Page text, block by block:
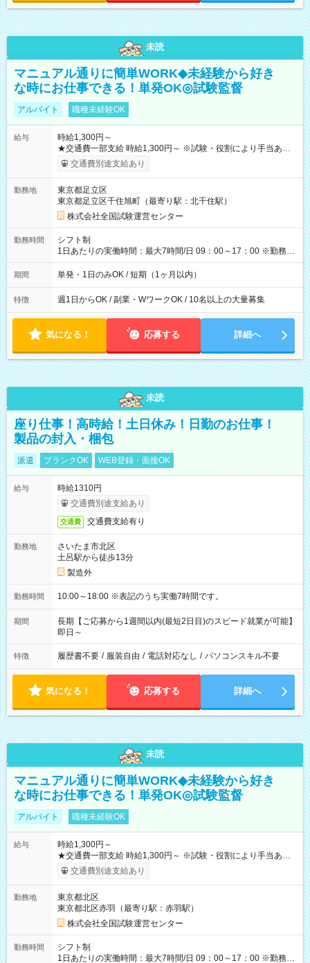
未読
マニュアル通りに簡単WORK◆未経験から好き
な時にお仕事できる！単発OK◎試験監督
アルバイト 職種未経験OK
給与
時給1,300円～
★交通費一部支給 時給1,300円～ ※試験・役割により手当あり
※勤務回数により昇給あり 【即給（前払い）オプションあ
り！】 希望される場合、勤務から1週間ほどで給与の一部を受け
例】 ・河合塾模擬試験 8:30～17:30（休憩1時間） 時給1,300円
×8時間＝日収10,400円＋交通費 ※当日の役割により時給＋100
円の場合あり ・国家試験 7:00～13:30（休憩なし） 時給1,300
円（役割手当＋100円）×6時間＝日収8,400円＋交通費 【試用期
間】試用期間なし
交通費別途支給あり
勤務地
東京都足立区
東京都足立区千住旭町（最寄り駅：北千住駅）
株式会社全国試験運営センター
勤務時間
シフト制
1日あたりの実働時間：最大7時間/日 09：00～17：00 ※勤務時
間は 試験により異なります。
期間 単発・1日のみOK / 短期（1ヶ月以内）
特徴 週1日からOK / 副業・WワークOK / 10名以上の大量募集
気になる！ 応募する 詳細へ
未読
座り仕事！高時給！土日休み！日勤のお仕事！
製品の封入・梱包
派遣 ブランクOK WEB登録・面接OK
給与
時給1310円
交通費別途支給あり
交通費 交通費支給有り
勤務地
さいたま市北区
土呂駅から徒歩13分
製造外
勤務時間 10:00～18:00 ※表記のうち実働7時間です。
期間
長期【ご応募から1週間以内(最短2日目)のスピード就業が可能】
即日～
特徴 履歴書不要 / 服装自由 / 電話対応なし / パソコンスキル不要
気になる！ 応募する 詳細へ
未読
マニュアル通りに簡単WORK◆未経験から好き
な時にお仕事できる！単発OK◎試験監督
アルバイト 職種未経験OK
給与
時給1,300円～
★交通費一部支給 時給1,300円～ ※試験・役割により手当あり
※勤務回数により昇給あり 【即給（前払い）オプションあ
り！】 希望される場合、勤務から1週間ほどで給与の一部を受け
例】 ・河合塾模擬試験 8:30～17:30（休憩1時間） 時給1,300円
×8時間＝日収10,400円＋交通費 ※当日の役割により時給＋100
円の場合あり ・国家試験 7:00～13:30（休憩なし） 時給1,300
円（役割手当＋100円）×6時間＝日収8,400円＋交通費 【試用期
間】試用期間なし
交通費別途支給あり
勤務地
東京都北区
東京都北区赤羽（最寄り駅：赤羽駅）
株式会社全国試験運営センター
勤務時間
シフト制
1日あたりの実働時間：最大7時間/日 09：00～17：00 ※勤務時